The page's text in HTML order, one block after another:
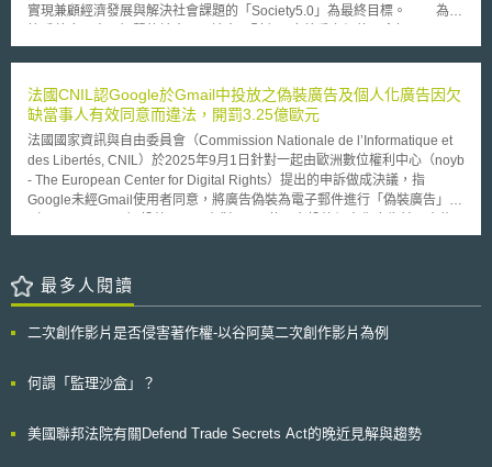
實現兼顧經濟發展與解決社會課題的「Society5.0」為最終目標。 為構
尊重人類尊嚴的社會：AI應作為能激發人類發揮多樣能力和創造力的工具。
元幸福社會。 (三) 永續性的社會（Sustainability）：透過AI強化科技，以創
造能持續解決社會差距與環境問題的社會。 而AI社會原則核心內容為：
(一) 以人為本：AI使用不得違反憲法或國際保障之基本人權。 (二) AI知識
（literacy）教育：提供必要的教育機會。 (三) 保護隱私：個人資料的流通
及應用應妥適處理。 (四) 安全確保：把握風險與利益間之平衡，從整體提高
社會安全性。 (五) 公平競爭確保：防止AI資源過度集中。 (六) 公平性、說
明責任及透明性任。 (七) 創新：人才與研究皆須國際多樣化，並且建構產官
法國CNIL認Google於Gmail中投放之偽裝廣告及個人化廣告因欠
缺當事人有效同意而違法，開罰3.25億歐元
法國國家資訊與自由委員會（Commission Nationale de l’Informatique et
des Libertés, CNIL）於2025年9月1日針對一起由歐洲數位權利中心（noyb
- The European Center for Digital Rights）提出的申訴做成決議，指
Google未經Gmail使用者同意，將廣告偽裝為電子郵件進行「偽裝廣告」
於Gmail帳號申請流程中提供當事人提供較少cookies、選擇非個人化之通用
des communications électroniques）與《資訊與自由法》（loi
Informatique et Libertés）中關於歐盟《電子隱私指令》（ePrivacy
善。以下節錄摘要該裁決之重點： 一、 偽裝成電子郵件的偽裝廣告與電子
國《電子通訊法》規定，電子郵件直接推銷（direct marketing）僅在其目
真實電子郵件，與真實電子郵件相同位置，則應被認為是電子郵件直接推
最多人閱讀
二次創作影片是否侵害著作權-以谷阿莫二次創作影片為例
何謂「監理沙盒」？
美國聯邦法院有關Defend Trade Secrets Act的晚近見解與趨勢